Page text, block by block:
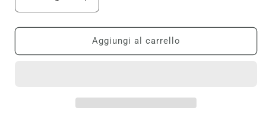
Diminuisci
quantità
per
PRONUTRITION
ARGININA
Aumenta
quantità
per
PRONUTRITION
ARGININA
Aggiungi al carrello